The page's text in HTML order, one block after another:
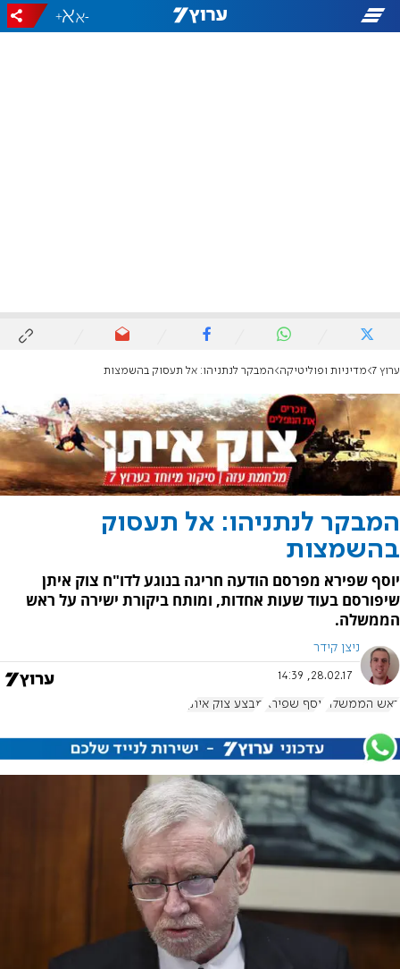
-
+
ערוץ 7 מדיניות ופוליטיקה המבקר לנתניהו: אל תעסוק בהשמצות
המבקר לנתניהו: אל תעסוק
בהשמצות
יוסף שפירא מפרסם הודעה חריגה בנוגע לדו"ח צוק איתן
שיפורסם בעוד שעות אחדות, ומותח ביקורת ישירה על ראש
הממשלה.
ניצן קידר
28.02.17, 14:39
ראש הממשלה יוסף שפירא מבצע צוק איתן